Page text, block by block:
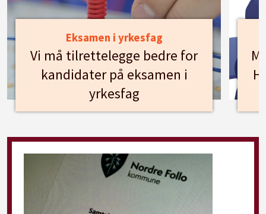
Eksamen i yrkesfag
Vi må tilrettelegge bedre for
kandidater på eksamen i
yrkesfag